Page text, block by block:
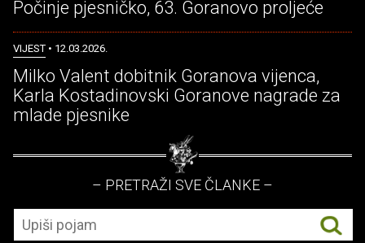
Počinje pjesničko, 63. Goranovo proljeće
VIJEST • 12.03.2026.
Milko Valent dobitnik Goranova vijenca,
Karla Kostadinovski Goranove nagrade za
mlade pjesnike
– PRETRAŽI SVE ČLANKE –